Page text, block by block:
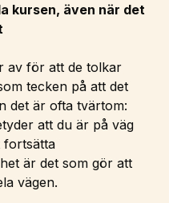
kursen, även när det
av för att de tolkar
tecken på att det
det är ofta tvärtom:
att du är på väg
fortsätta
är det som gör att
vägen.